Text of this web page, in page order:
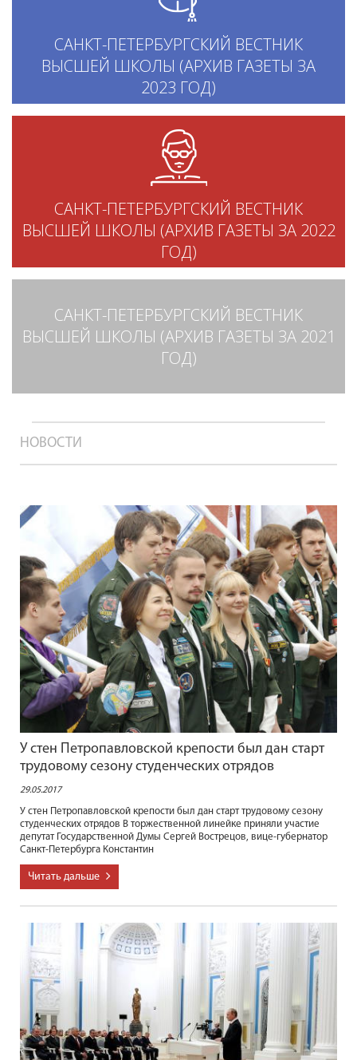
САНКТ-ПЕТЕРБУРГСКИЙ ВЕСТНИК
ВЫСШЕЙ ШКОЛЫ (АРХИВ ГАЗЕТЫ ЗА
2023 ГОД)
САНКТ-ПЕТЕРБУРГСКИЙ ВЕСТНИК
ВЫСШЕЙ ШКОЛЫ (АРХИВ ГАЗЕТЫ ЗА 2022
ГОД)
САНКТ-ПЕТЕРБУРГСКИЙ ВЕСТНИК
ВЫСШЕЙ ШКОЛЫ (АРХИВ ГАЗЕТЫ ЗА 2021
ГОД)
НОВОСТИ
У стен Петропавловской крепости был дан старт
трудовому сезону студенческих отрядов
29.05.2017
У стен Петропавловской крепости был дан старт трудовому сезону
студенческих отрядов В торжественной линейке приняли участие
депутат Государственной Думы Сергей Вострецов, вице-губернатор
Санкт-Петербурга Константин
Читать дальше